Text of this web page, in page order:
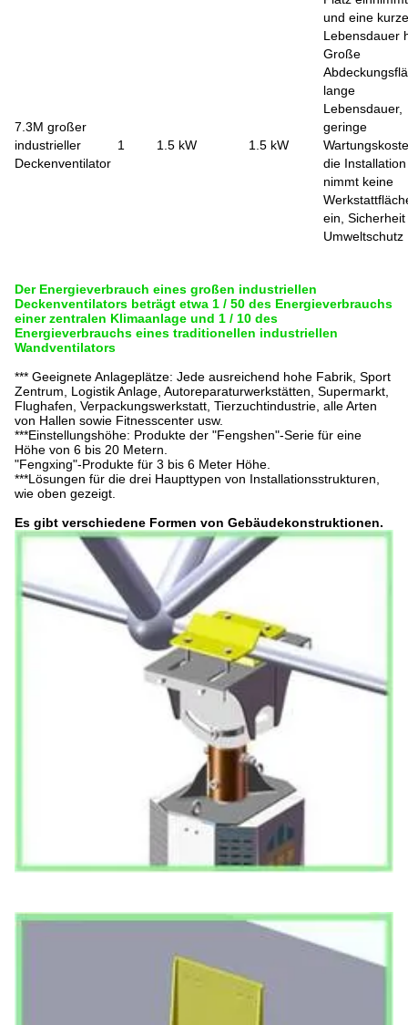
und eine kurze
Lebensdauer
7.3M großer
industrieller
Deckenventilator
1 1.5 kW 1.5 kW
Große
lange
Lebensdauer,
geringe
die Installation
nimmt keine
ein,
Umweltschutz
Der Energieverbrauch eines großen industriellen
Deckenventilators beträgt etwa 1 / 50 des Energieverbrauchs
einer zentralen Klimaanlage und 1 / 10 des
Energieverbrauchs eines traditionellen industriellen
Wandventilators
*** Geeignete Anlageplätze: Jede ausreichend hohe Fabrik, Sport
Zentrum, LogistikAnlage, Autoreparaturwerkstätten, Supermarkt,
Flughafen, Verpackungswerkstatt, Tierzuchtindustrie, alle Arten
von Hallen sowie Fitnesscenter usw.
***Einstellungshöhe: Produkte der "Fengshen"-Serie für eine
Höhe von 6 bis 20 Metern.
"Fengxing"-Produkte für 3 bis 6 Meter Höhe.
***Lösungen für die drei Haupttypen von Installationsstrukturen,
wie oben gezeigt.
Es gibt verschiedene Formen von Gebäudekonstruktionen.